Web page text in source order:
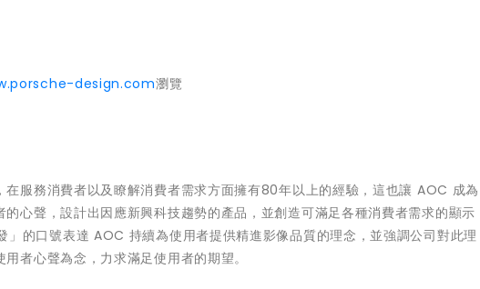
design.com瀏覽
服務消費者以及瞭解消費者需求方面擁有80年以上的經驗，這也讓 AOC 成為
心聲，設計出因應新興科技趨勢的產品，並創造可滿足各種消費者需求的顯示
的口號表達 AOC 持續為使用者提供精進影像品質的理念，並強調公司對此理
者心聲為念，力求滿足使用者的期望。